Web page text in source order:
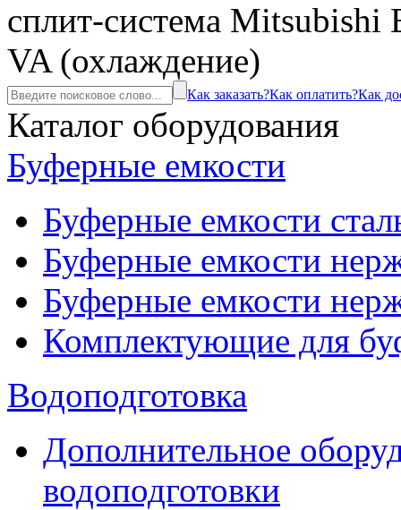
сплит-система
VA (охлаждение)
Как заказать?Как оплатить?Как
Каталог оборудования
Буферные емкости
Буферные емкости
Буферные емкости
Буферные емкости
Комплектующие для
Водоподготовка
Дополнительное
водоподготовки